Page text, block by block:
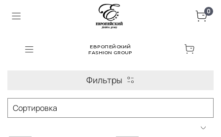
0
ЕВРОПЕЙСКИЙ
FASHION GROUP
Фильтры